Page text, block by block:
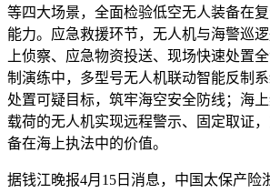
等四大场景，全面检验低空无人装备在
能力。应急救援环节，无人机与海警巡
上侦察、应急物资投送、现场快速处置
制演练中，多型号无人机联动智能反制
处置可疑目标，筑牢海空安全防线；海
载荷的无人机实现远程警示、固定取证
备在海上执法中的价值。
据钱江晚报4月15日消息，中国太保产险